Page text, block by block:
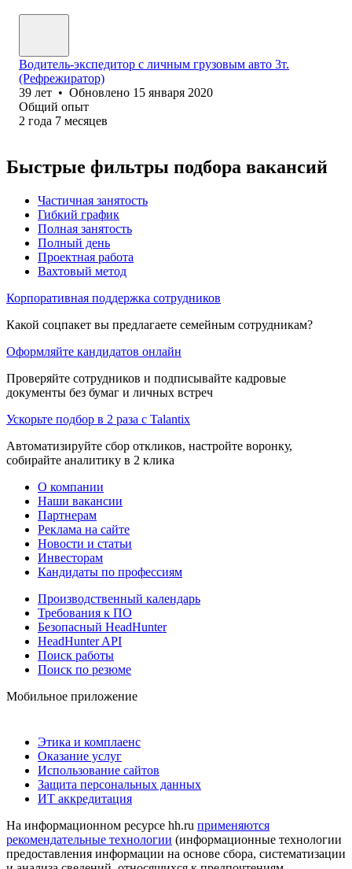
Водитель-экспедитор с личным грузовым авто 3т.
(Рефрежиратор)
39 лет • Обновлено 15 января 2020
Общий опыт
2 года 7 месяцев
Быстрые фильтры подбора вакансий
Частичная занятость
Гибкий график
Полная занятость
Полный день
Проектная работа
Вахтовый метод
Корпоративная поддержка сотрудников
Какой соцпакет вы предлагаете семейным сотрудникам?
Оформляйте кандидатов онлайн
Проверяйте сотрудников и подписывайте кадровые
документы без бумаг и личных встреч
Ускорьте подбор в 2 раза с Talantix
Автоматизируйте сбор откликов, настройте воронку,
собирайте аналитику в 2 клика
О компании
Наши вакансии
Партнерам
Реклама на сайте
Новости и статьи
Инвесторам
Кандидаты по профессиям
Производственный календарь
Требования к ПО
Безопасный HeadHunter
HeadHunter API
Поиск работы
Поиск по резюме
Мобильное приложение
Этика и комплаенс
Оказание услуг
Использование сайтов
Защита персональных данных
ИТ аккредитация
На информационном ресурсе hh.ru применяются
рекомендательные технологии (информационные технологии
предоставления информации на основе сбора, систематизации